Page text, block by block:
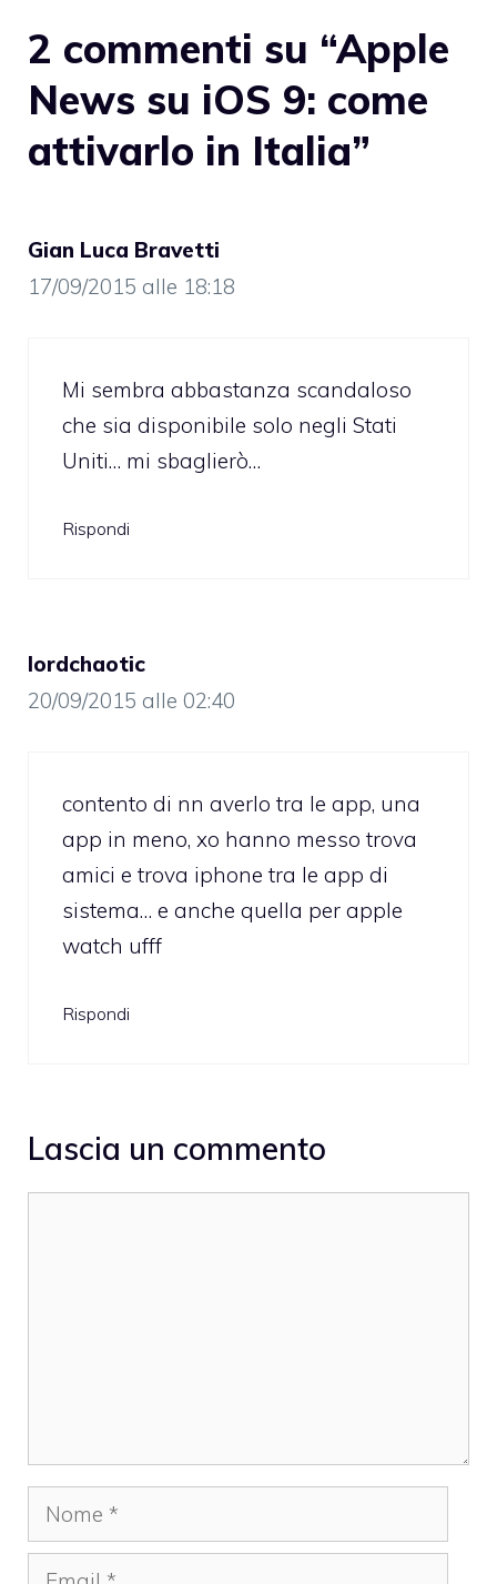
2 commenti su “Apple
News su iOS 9: come
attivarlo in Italia”
Gian Luca Bravetti
17/09/2015 alle 18:18
Mi sembra abbastanza scandaloso
che sia disponibile solo negli Stati
Uniti… mi sbaglierò…
Rispondi
lordchaotic
20/09/2015 alle 02:40
contento di nn averlo tra le app, una
app in meno, xo hanno messo trova
amici e trova iphone tra le app di
sistema… e anche quella per apple
watch ufff
Rispondi
Lascia un commento
Nome
Email